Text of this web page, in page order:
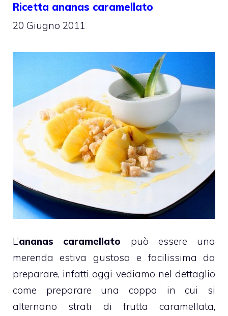
Ricetta ananas caramellato
20 Giugno 2011
L’ananas caramellato può essere una
merenda estiva gustosa e facilissima da
preparare, infatti oggi vediamo nel dettaglio
come preparare una coppa in cui si
alternano strati di frutta caramellata,